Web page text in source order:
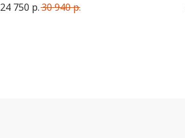
Подходит для ванных комнат. IP 44.
24 750 р.30 940р.